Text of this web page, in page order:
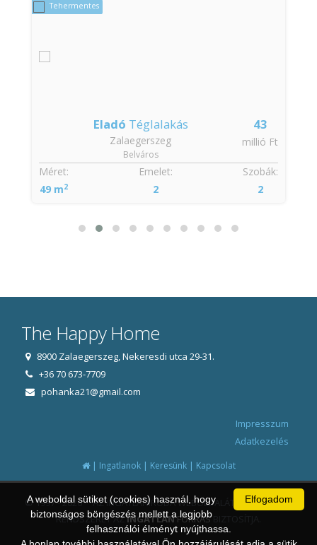
Tehermentes
43
millió Ft
Eladó Téglalakás
Zalaegerszeg
Belváros
Szobák:
2
Méret:
49 m2
Emelet:
2
The Happy Home
8900 Zalaegerszeg, Nekeresdi utca 29-31.
+36 70 673-7709
pohanka21@gmail.com
Impresszum
Adatkezelés
| Ingatlanok| Keresünk| Kapcsolat
© 1997 - 2026 AZ INGATLANIRODA WEBOLDALÁT ÉS ÜGYVITELI
RENDSZERÉT AZINGATLANFORRÁSBIZTOSÍTJA.
Elfogadom
A weboldal sütiket (cookies) használ, hogy
biztonságos böngészés mellett a legjobb
felhasználói élményt nyújthassa.